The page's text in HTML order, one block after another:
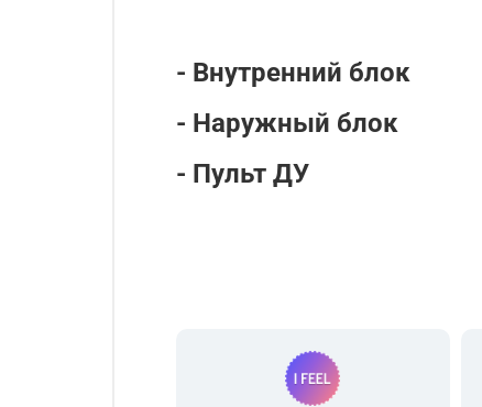
- Внутренний блок
- Наружный блок
- Пульт ДУ